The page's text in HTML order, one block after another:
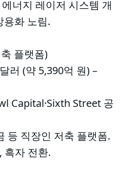
너지 레이저 시스템 개
용화 노림.
플랫폼)
러 (약 5,390억 원) –
Capital·Sixth Street 공
등 직장인 저축 플랫폼.
흑자 전환.